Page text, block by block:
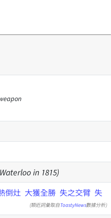
in 1815)
倒灶 大獲全勝 失之交臂 失
(類近詞彙取自ToastyNews數據分析)